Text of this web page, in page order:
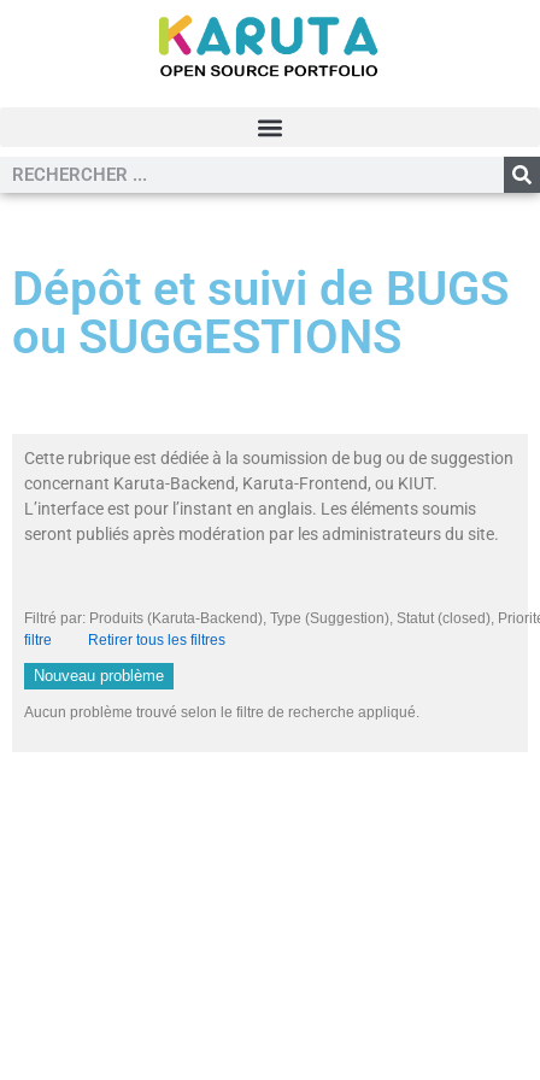
Dépôt et suivi de BUGS
ou SUGGESTIONS
Cette rubrique est dédiée à la soumission de bug ou de suggestion
concernant Karuta-Backend, Karuta-Frontend, ou KIUT.
L’interface est pour l’instant en anglais. Les éléments soumis
seront publiés après modération par les administrateurs du site.
Filtré par: Produits (Karuta-Backend), Type (Suggestion), Statut (closed),
filtre
Retirer tous les filtres
Nouveau problème
Aucun problème trouvé selon le filtre de recherche appliqué.